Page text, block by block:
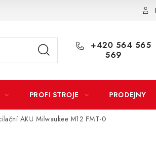
EXPEDICE ZBOŽÍ
+420 564 565
569
PROFI STROJE PRODEJNY
AKU Milwaukee M12 FMT-0